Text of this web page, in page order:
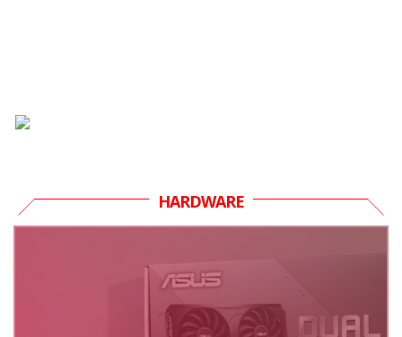
HARDWARE